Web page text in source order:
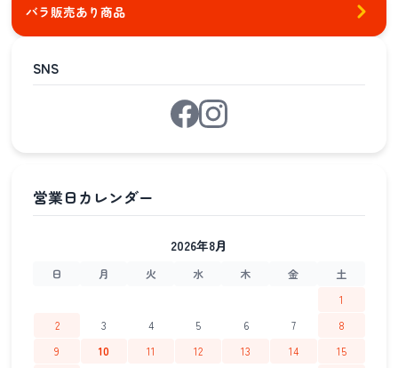
バラ販売あり商品
SNS
2026年8月
日 月 火 水 木 金
土
1
2
3 4 5 6 7
8
9
10 11 12 13 14
15